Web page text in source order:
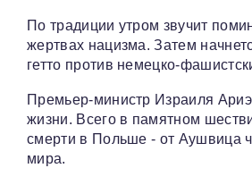
По традиции утром звучит
жертвах нацизма. Затем
гетто против немецко-
Премьер-министр Израиля
жизни. Всего в памятном
смерти в Польше - от Аушвица
мира.